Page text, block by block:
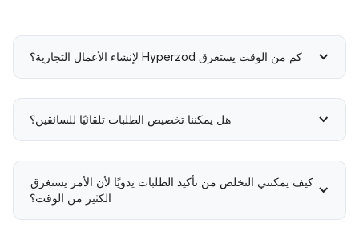
كم من الوقت يستغرق Hyperzod لإنشاء الأعمال التجارية؟
هل يمكننا تخصيص الطلبات تلقائيًا للسائقين؟
الكثير من الوقت؟